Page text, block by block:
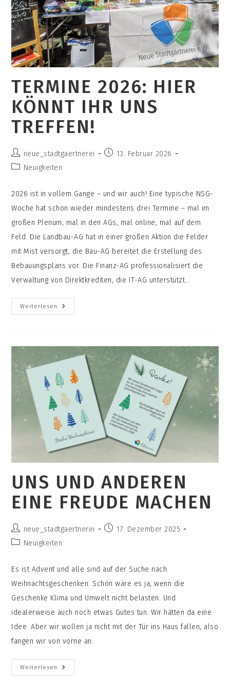
TERMINE 2026: HIER
KÖNNT IHR UNS
TREFFEN!
Beitrags-
Autor:
neue_stadtgaertnerei
Beitrag13. Februar 2026
Beitrags-
Neuigkeiten
2026 ist in vollem Gange – und wir auch! Eine typische NSG-
Woche hat schon wieder mindestens drei Termine – mal im
großen Plenum, mal in den AGs, mal online, mal auf dem
Feld. Die Landbau-AG hat in einer großen Aktion die Felder
mit Mist versorgt, die Bau-AG bereitet die Erstellung des
Bebauungsplans vor. Die Finanz-AG professionalisiert die
Verwaltung von Direktkrediten, die IT-AG unterstützt…
Weiterlesen
Termine
2026:
Treffen!
UNS UND ANDEREN
EINE FREUDE MACHEN
Beitrags-
Autor:
neue_stadtgaertnerei
Beitrag17. Dezember 2025
Beitrags-
Neuigkeiten
Es ist Advent und alle sind auf der Suche nach
Weihnachtsgeschenken. Schön wäre es ja, wenn die
Geschenke Klima und Umwelt nicht belasten. Und
idealerweise auch noch etwas Gutes tun. Wir hätten da eine
Idee. Aber wir wollen ja nicht mit der Tür ins Haus fallen, also
fangen wir von vorne an.
Weiterlesen
Uns
Und